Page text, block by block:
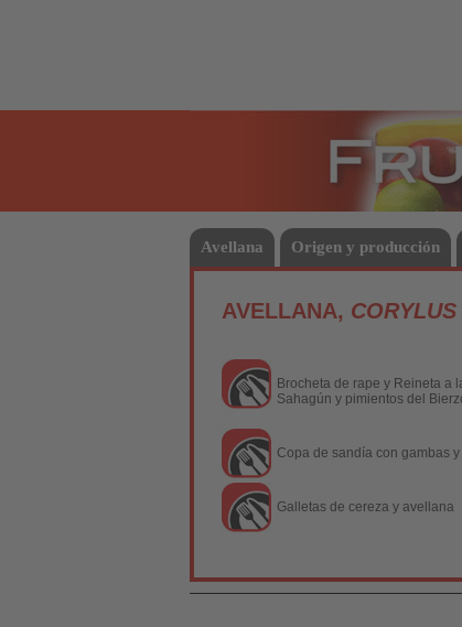
Avellana Origen y producción
AVELLANA,
Brocheta de rape y Reineta a
Sahagún y pimientos del
Copa de sandía con gambas
Galletas de cereza y avellana